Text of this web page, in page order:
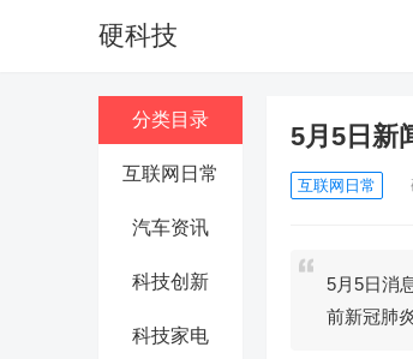
硬科技
分类目录
互联网日常
汽车资讯
科技创新
科技家电
5月5日新
互联网日常
5月5日消
前新冠肺